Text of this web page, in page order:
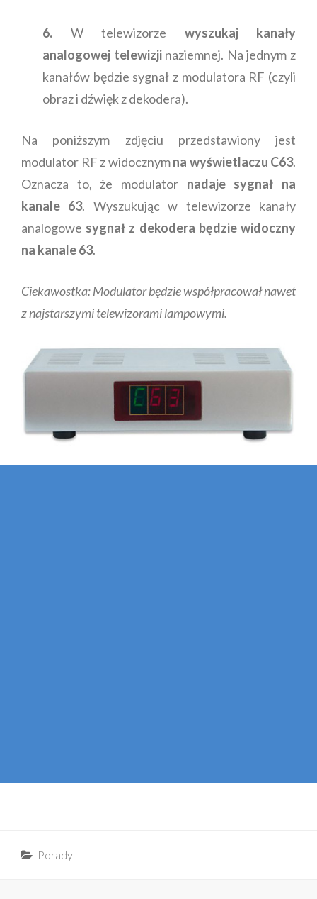
6. W telewizorze wyszukaj kanały
analogowej telewizji naziemnej. Na jednym z
kanałów będzie sygnał z modulatora RF (czyli
obraz i dźwięk z dekodera).
Na poniższym zdjęciu przedstawiony jest
modulator RF z widocznymna wyświetlaczu C63.
Oznacza to, że modulator nadaje sygnał na
kanale 63. Wyszukując w telewizorze kanały
analogowe sygnał z dekodera będzie widoczny
na kanale 63.
Ciekawostka: Modulator będzie współpracował nawet
z najstarszymi telewizorami lampowymi.
Categories
Porady